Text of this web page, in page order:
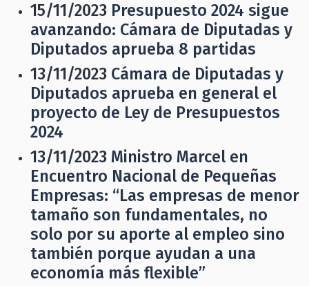
15/11/2023 Presupuesto 2024 sigue
avanzando: Cámara de Diputadas y
Diputados aprueba 8 partidas
13/11/2023 Cámara de Diputadas y
Diputados aprueba en general el
proyecto de Ley de Presupuestos
2024
13/11/2023 Ministro Marcel en
Encuentro Nacional de Pequeñas
Empresas: “Las empresas de menor
tamaño son fundamentales, no
solo por su aporte al empleo sino
también porque ayudan a una
economía más flexible”